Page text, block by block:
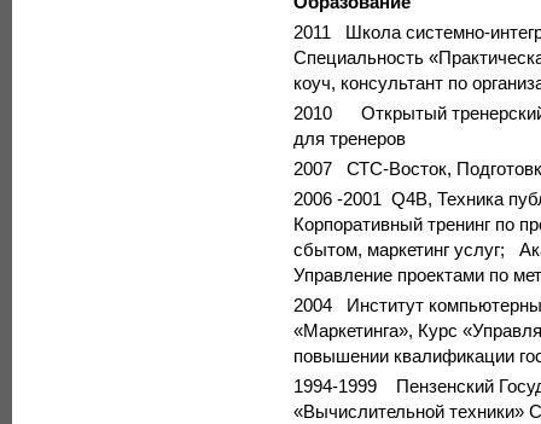
2011 Школа системно-
Специальность
коуч, консультант по
2010 Открытый тренерский
для тренеров
2007 СТС-Восток,
2006 -2001 Q4B, Техника
Корпоративный тренинг по
сбытом, маркетинг услуг;
Управление проектами по
2004 Институт
«Маркетинга», Курс
повышении квалификации
1994-1999 Пензенский
«Вычислительной техники»